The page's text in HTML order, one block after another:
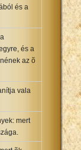
és a
és a
az õ
vala
mert